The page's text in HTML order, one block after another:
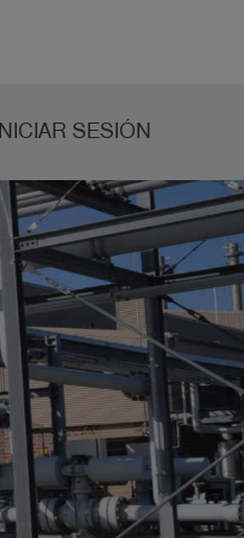
INICIAR SESIÓN